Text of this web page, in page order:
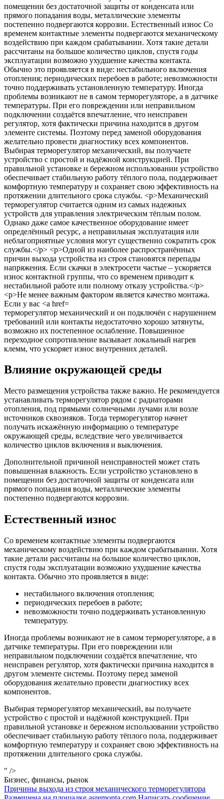
терморегулятор механический и он подключён с нарушением
требований или контакты недостаточно хорошо затянуты,
возможно их постепенное ослабление. Повышенное
переходное сопротивление вызывает локальный нагрев
клемм, что ускоряет износ внутренних деталей.
Влияние окружающей среды
Место размещения устройства также важно. Не рекомендуется
устанавливать терморегулятор рядом с радиаторами
отопления, под прямыми солнечными лучами или возле
источников сквозняков. Тогда терморегулятор начнет
получать искажённую информацию о температуре
окружающей среды, вследствие чего увеличивается
количество циклов включения и выключения.
Дополнительной причиной неисправностей может стать
повышенная влажность. Если устройство установлено в
помещении без достаточной защиты от конденсата или
прямого попадания воды, металлические элементы
постепенно подвергаются коррозии.
Естественный износ
Со временем контактные элементы подвергаются
механическому воздействию при каждом срабатывании. Хотя
такие детали рассчитаны на большое количество циклов,
спустя годы эксплуатации возможно ухудшение качества
контакта. Обычно это проявляется в виде:
нестабильного включения отопления;
периодических перебоев в работе;
невозможности точно поддерживать установленную
температуру.
Иногда проблемы возникают не в самом терморегуляторе, а в
датчике температуры. При его повреждении или
неправильном подключении создаётся впечатление, что
неисправен регулятор, хотя фактически причина находится в
другом элементе системы. Поэтому перед заменой
оборудования желательно провести диагностику всех
компонентов.
Выбирая терморегулятор механический, вы получаете
устройство с простой и надёжной конструкцией. При
правильной установке и бережном использовании устройство
обеспечивает стабильную работу тёплого пола, поддерживает
комфортную температуру и сохраняет свою эффективность на
протяжении длительного срока службы.
" />
Бизнес, финансы, рынок
Причины выхода из строя механического терморегулятора